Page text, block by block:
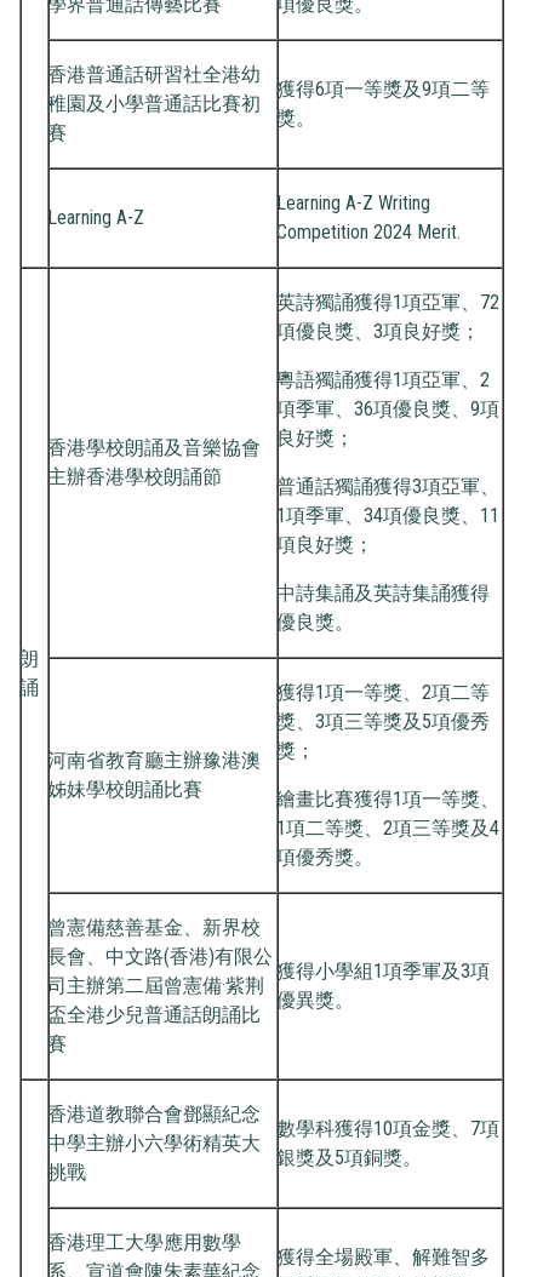
香港普通話研習社全港幼
稚園及小學普通話比賽初
賽
獲得6項一等獎及9項二等
獎。
Learning A-Z
Learning A-Z Writing
Competition 2024 Merit.
朗
誦
香港學校朗誦及音樂協會
主辦香港學校朗誦節
英詩獨誦獲得1項亞軍、72
項優良獎、3項良好獎；
粵語獨誦獲得1項亞軍、2
項季軍、36項優良獎、9項
良好獎；
普通話獨誦獲得3項亞軍、
1項季軍、34項優良獎、11
項良好獎；
中詩集誦及英詩集誦獲得
優良獎。
河南省教育廳主辦豫港澳
姊妹學校朗誦比賽
獲得1項一等獎、2項二等
獎、3項三等獎及5項優秀
獎；
繪畫比賽獲得1項一等獎、
1項二等獎、2項三等獎及4
項優秀獎。
曾憲備慈善基金、新界校
長會、中文路(香港)有限公
司主辦第二屆曾憲備·紫荆
盃全港少兒普通話朗誦比
賽
獲得小學組1項季軍及3項
優異獎。
香港道教聯合會鄧顯紀念
中學主辦小六學術精英大
挑戰
數學科獲得10項金獎、7項
銀獎及5項銅獎。
香港理工大學應用數學
系、宣道會陳朱素華紀念
獲得全場殿軍、解難智多